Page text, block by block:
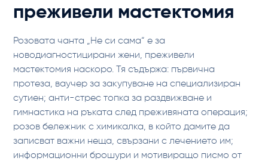
преживели мастектомия
Розовата чанта „Не си сама“ е за
новодиагностицирани жени, преживели
мастектомия наскоро. Тя съдържа: първична
протеза, ваучер за закупуване на специализиран
сутиен; анти-стрес топка за раздвижване и
гимнастика на ръката след преживяната операция;
розов бележник с химикалка, в който дамите да
записват важни неща, свързани с лечението им;
информационни брошури и мотивиращо писмо от